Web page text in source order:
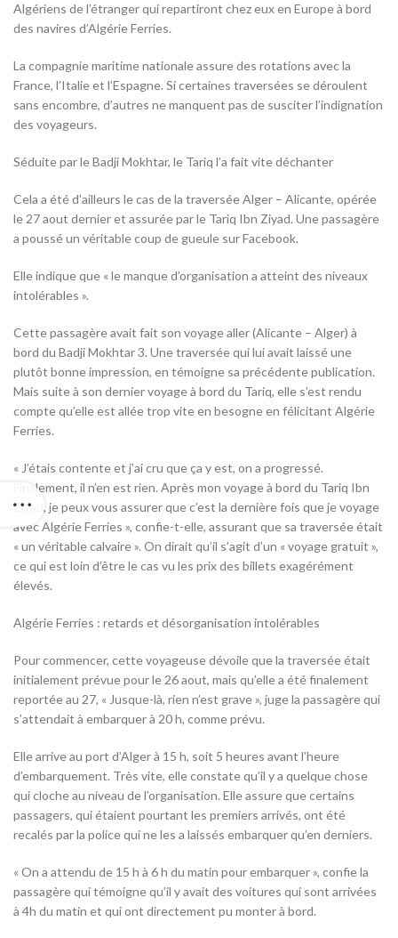
Algériens de l’étranger qui repartiront chez eux en Europe à bord
des navires d’Algérie Ferries.
La compagnie maritime nationale assure des rotations avec la
France, l’Italie et l’Espagne. Si certaines traversées se déroulent
sans encombre, d’autres ne manquent pas de susciter l’indignation
des voyageurs.
Séduite par le Badji Mokhtar, le Tariq l’a fait vite déchanter
Cela a été d’ailleurs le cas de la traversée Alger – Alicante, opérée
le 27 aout dernier et assurée par le Tariq Ibn Ziyad. Une passagère
a poussé un véritable coup de gueule sur Facebook.
Elle indique que « le manque d’organisation a atteint des niveaux
intolérables ».
Cette passagère avait fait son voyage aller (Alicante – Alger) à
bord du Badji Mokhtar 3. Une traversée qui lui avait laissé une
plutôt bonne impression, en témoigne sa précédente publication.
Mais suite à son dernier voyage à bord du Tariq, elle s’est rendu
compte qu’elle est allée trop vite en besogne en félicitant Algérie
Ferries.
« J’étais contente et j’ai cru que ça y est, on a progressé.
Finalement, il n’en est rien. Après mon voyage à bord du Tariq Ibn
Ziyad, je peux vous assurer que c’est la dernière fois que je voyage
avec Algérie Ferries », confie-t-elle, assurant que sa traversée était
« un véritable calvaire ». On dirait qu’il s’agit d’un « voyage gratuit »,
ce qui est loin d’être le cas vu les prix des billets exagérément
élevés.
Algérie Ferries : retards et désorganisation intolérables
Pour commencer, cette voyageuse dévoile que la traversée était
initialement prévue pour le 26 aout, mais qu’elle a été finalement
reportée au 27, « Jusque-là, rien n’est grave », juge la passagère qui
s’attendait à embarquer à 20 h, comme prévu.
Elle arrive au port d’Alger à 15 h, soit 5 heures avant l’heure
d’embarquement. Très vite, elle constate qu’il y a quelque chose
qui cloche au niveau de l’organisation. Elle assure que certains
passagers, qui étaient pourtant les premiers arrivés, ont été
recalés par la police qui ne les a laissés embarquer qu’en derniers.
« On a attendu de 15 h à 6 h du matin pour embarquer », confie la
passagère qui témoigne qu’il y avait des voitures qui sont arrivées
à 4h du matin et qui ont directement pu monter à bord.